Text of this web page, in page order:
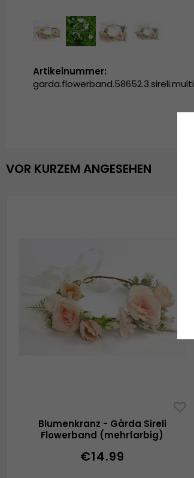
Artikelnummer:
garda.flowerband.58652.3.sireli.multi
VOR KURZEM ANGESEHEN
Blumenkranz - Gårda Sireli
Flowerband (mehrfarbig)
€14.99